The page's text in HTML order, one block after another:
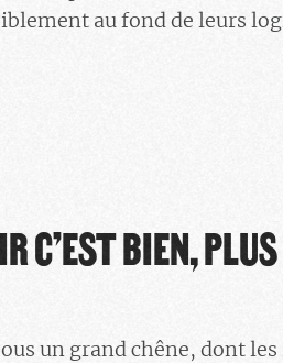
au fond de leurs
C’EST BIEN,
un grand chêne, dont